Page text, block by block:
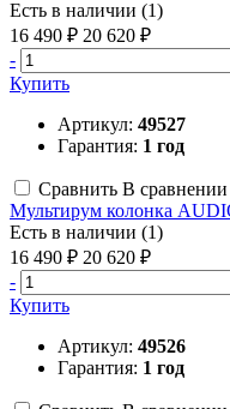
Есть в наличии (1)
16 490 ₽ 20 620 ₽
-
Купить
Артикул: 49527
Гарантия: 1 год
Сравнить В сравнении
Мультирум колонка
Есть в наличии (1)
16 490 ₽ 20 620 ₽
-
Купить
Артикул: 49526
Гарантия: 1 год